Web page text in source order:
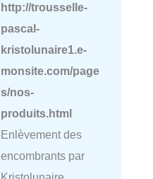
http://trousselle-
pascal-
kristolunaire1.e-
monsite.com/page
s/nos-
produits.html
Enlèvement des
encombrants par